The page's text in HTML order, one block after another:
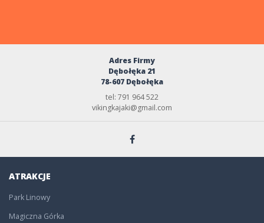
Adres Firmy
Dębołęka 21
78-607 Dębołęka
tel: 791 964 522
vikingkajaki@gmail.com
ATRAKCJE
Park Linowy
Magiczna Górka